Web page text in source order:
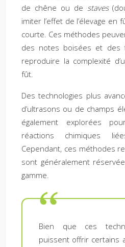
de chêne ou de staves
imiter l’effet de l’élevage
courte. Ces méthodes
des notes boisées et des
reproduire la complexité
fût.
Des technologies plus
d’ultrasons ou de champs
également explorées
réactions chimiques
Cependant, ces méthodes
sont généralement
gamme.
Bien que ces
puissent offrir certains